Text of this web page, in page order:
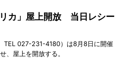
カ」屋上開放 当日レシー
TEL 027-231-4180）は8月8日に開催
、屋上を開放する。